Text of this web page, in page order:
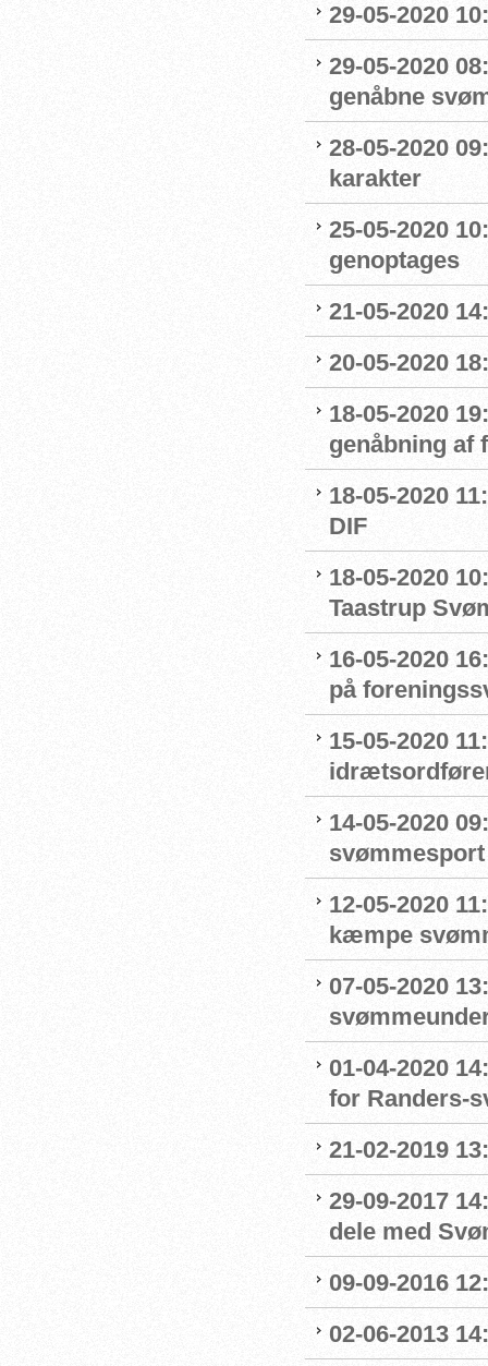
29-05-2020
29-05-2020
genåbne
28-05-2020
karakter
25-05-2020
genoptages
21-05-2020
20-05-2020
18-05-2020
genåbning af
18-05-2020
DIF
18-05-2020
Taastrup
16-05-2020
på
15-05-2020
14-05-2020
svømmesport
12-05-2020
kæmpe
07-05-2020
01-04-2020
for Randers-
21-02-2019
29-09-2017
dele med
09-09-2016
02-06-2013